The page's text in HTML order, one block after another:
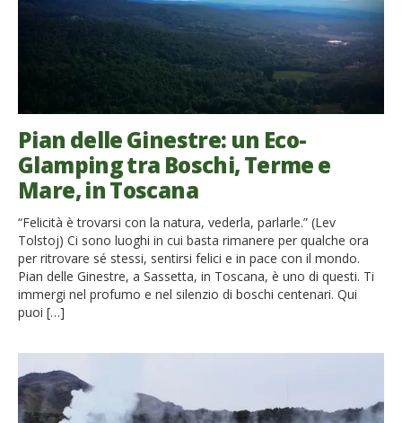
Pian delle Ginestre: un Eco-
Glamping tra Boschi, Terme e
Mare, in Toscana
“Felicità è trovarsi con la natura, vederla, parlarle.” (Lev
Tolstoj) Ci sono luoghi in cui basta rimanere per qualche ora
per ritrovare sé stessi, sentirsi felici e in pace con il mondo.
Pian delle Ginestre, a Sassetta, in Toscana, è uno di questi. Ti
immergi nel profumo e nel silenzio di boschi centenari. Qui
puoi […]